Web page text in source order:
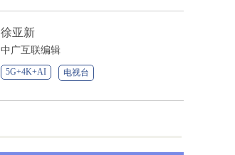
徐亚新
中广互联编辑
5G+4K+AI 电视台